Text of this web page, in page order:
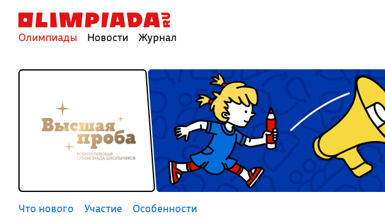
Олимпиады Новости Журнал
Что нового Участие Особенности